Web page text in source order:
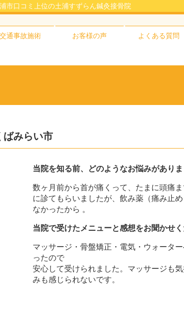
口コミ上位の土浦すずらん鍼灸接骨院
交通事故施術 お客様の声 よくある質問
みらい市
当院を知る前、どのようなお悩みがありま
数ヶ月前から首が痛くって、たまに頭痛
に診てもらいましたが、飲み薬（痛み止
なかったから 。
当院で受けたメニューと感想をお聞かせく
マッサージ・骨盤矯正・電気・ウォータ
ったので
安心して受けられました。マッサージも
みも感じられないです。